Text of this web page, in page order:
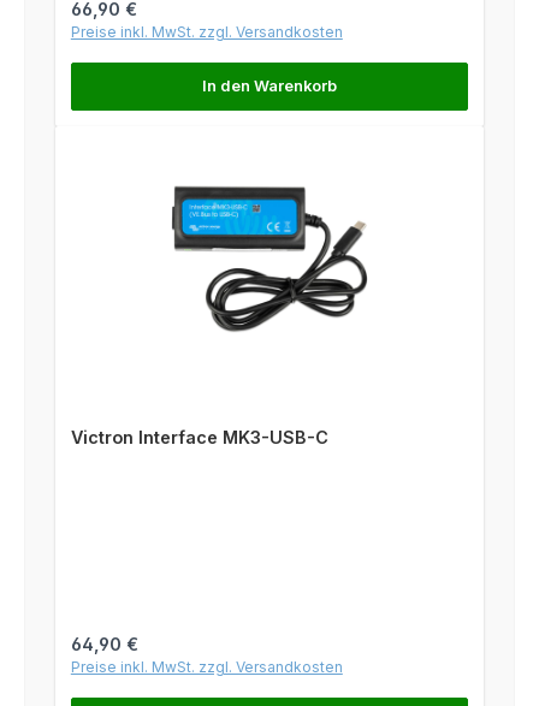
Regulärer Preis:
66,90 €
Preise inkl. MwSt. zzgl. Versandkosten
In den Warenkorb
Victron Interface MK3-USB-C
Regulärer Preis:
64,90 €
Preise inkl. MwSt. zzgl. Versandkosten